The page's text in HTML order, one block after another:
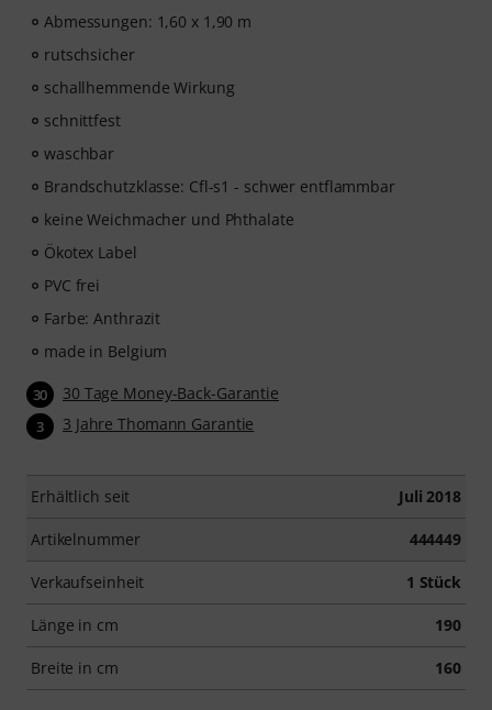
Abmessungen: 1,60 x 1,90 m
rutschsicher
schallhemmende Wirkung
schnittfest
waschbar
Brandschutzklasse: Cfl-s1 - schwer entflammbar
keine Weichmacher und Phthalate
Ökotex Label
PVC frei
Farbe: Anthrazit
made in Belgium
30 30 Tage Money-Back-Garantie
3 3 Jahre Thomann Garantie
Erhältlich seit Juli 2018
Artikelnummer 444449
Verkaufseinheit 1 Stück
Länge in cm 190
Breite in cm 160